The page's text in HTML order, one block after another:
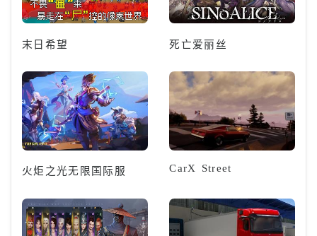
末日希望 死亡爱丽丝
火炬之光无限国际服 CarX Street